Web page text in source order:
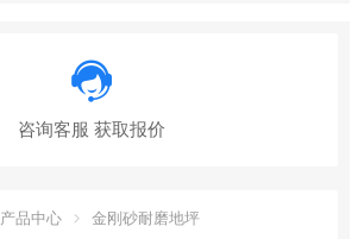
咨询客服 获取报价
产品中心 金刚砂耐磨地坪